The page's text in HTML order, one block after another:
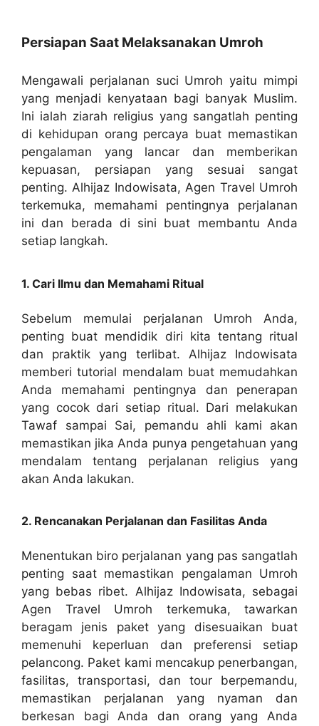
Persiapan Saat Melaksanakan Umroh
Mengawali perjalanan suci Umroh yaitu mimpi
yang menjadi kenyataan bagi banyak Muslim.
Ini ialah ziarah religius yang sangatlah penting
di kehidupan orang percaya buat memastikan
pengalaman yang lancar dan memberikan
kepuasan, persiapan yang sesuai sangat
penting. Alhijaz Indowisata, Agen Travel Umroh
terkemuka, memahami pentingnya perjalanan
ini dan berada di sini buat membantu Anda
setiap langkah.
1. Cari Ilmu dan Memahami Ritual
Sebelum memulai perjalanan Umroh Anda,
penting buat mendidik diri kita tentang ritual
dan praktik yang terlibat. Alhijaz Indowisata
memberi tutorial mendalam buat memudahkan
Anda memahami pentingnya dan penerapan
yang cocok dari setiap ritual. Dari melakukan
Tawaf sampai Sai, pemandu ahli kami akan
memastikan jika Anda punya pengetahuan yang
mendalam tentang perjalanan religius yang
akan Anda lakukan.
2. Rencanakan Perjalanan dan Fasilitas Anda
Menentukan biro perjalanan yang pas sangatlah
penting saat memastikan pengalaman Umroh
yang bebas ribet. Alhijaz Indowisata, sebagai
Agen Travel Umroh terkemuka, tawarkan
beragam jenis paket yang disesuaikan buat
memenuhi keperluan dan preferensi setiap
pelancong. Paket kami mencakup penerbangan,
fasilitas, transportasi, dan tour berpemandu,
memastikan perjalanan yang nyaman dan
berkesan bagi Anda dan orang yang Anda